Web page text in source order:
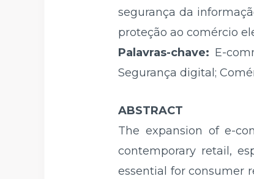
segurança da
proteção ao comércio
Palavras-chave: E-
Segurança digital;
ABSTRACT
The expansion of e-
contemporary retail,
essential for consumer